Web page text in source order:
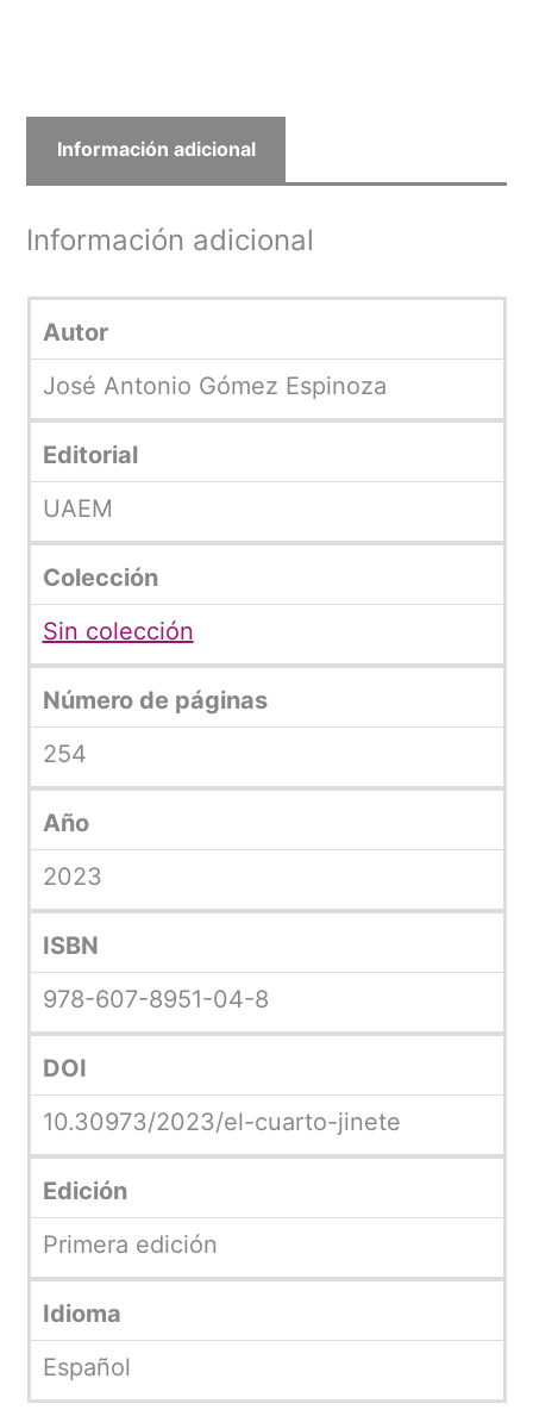
Información adicional
Información adicional
Autor
José Antonio Gómez Espinoza
Editorial
UAEM
Colección
Sin colección
Número de páginas
254
Año
2023
ISBN
978-607-8951-04-8
DOI
10.30973/2023/el-cuarto-jinete
Edición
Primera edición
Idioma
Español